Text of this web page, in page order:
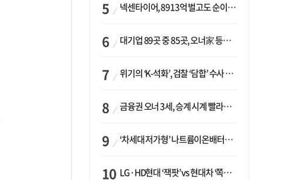
넥센타이어, 8913억 벌고도 순이익 2억…유럽 세부담에 이익 증발
대기업 89곳 중 85곳, 오너家 등기임원 겸직…BS 46곳·SM 45곳 ‘족벌경영’ 고착화
위기의 ‘K-석화’, 검찰 ‘담합’ 수사 착수…“LG·한화·롯데 등 7개 업체, 8개 제품 가격 담합”
금융권 오너 3세, 승계 시계 빨라지나…한국투자 ‘속도’·미래에셋·메리츠는 ‘거리두기’
‘차세대 저가형’ 나트륨이온배터리 시대 오나…LG화학·에코프로, 상용화 속도낸다
LG·HD현대 ‘잭팟’ vs 현대차 ‘쪽박’…글로벌 사모펀드, 韓 대기업 투자 ‘희비’